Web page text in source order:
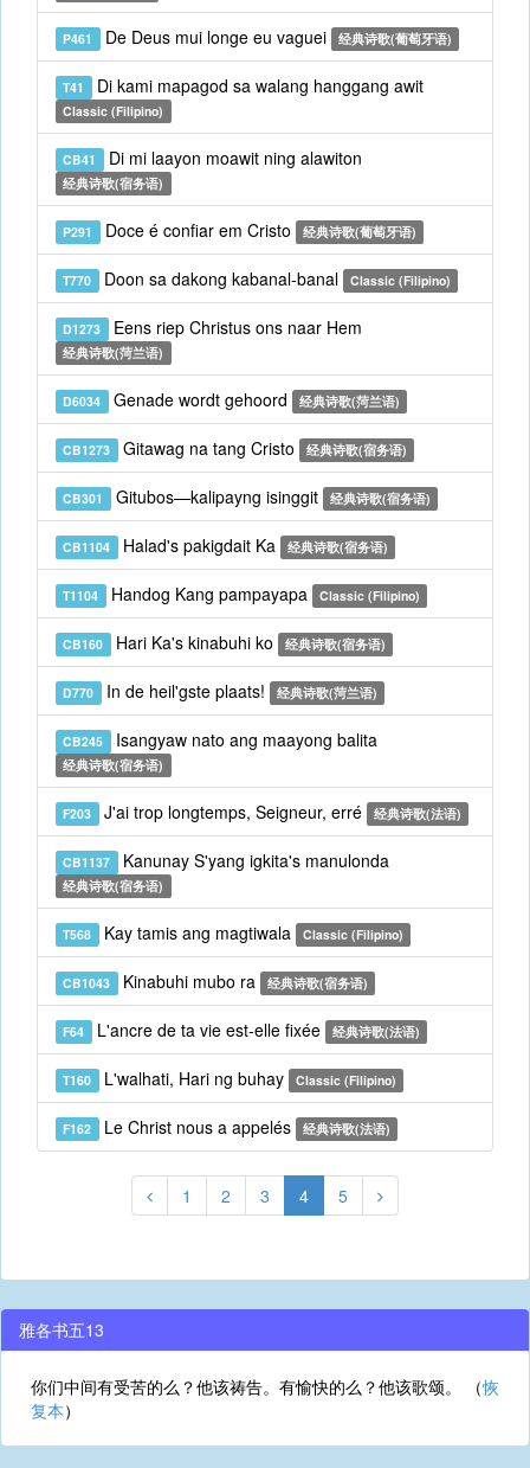
P461 De Deus mui longe eu vaguei 经典诗歌(葡萄牙语)
T41 Di kami mapagod sa walang hanggang awit
Classic (Filipino)
CB41 Di mi laayon moawit ning alawiton
经典诗歌(宿务语)
P291 Doce é confiar em Cristo 经典诗歌(葡萄牙语)
T770 Doon sa dakong kabanal-banal Classic (Filipino)
D1273 Eens riep Christus ons naar Hem
经典诗歌(菏兰语)
D6034 Genade wordt gehoord 经典诗歌(菏兰语)
CB1273 Gitawag na tang Cristo 经典诗歌(宿务语)
CB301 Gitubos—kalipayng isinggit 经典诗歌(宿务语)
CB1104 Halad's pakigdait Ka 经典诗歌(宿务语)
T1104 Handog Kang pampayapa Classic (Filipino)
CB160 Hari Ka's kinabuhi ko 经典诗歌(宿务语)
D770 In de heil'gste plaats! 经典诗歌(菏兰语)
CB245 Isangyaw nato ang maayong balita
经典诗歌(宿务语)
F203 J'ai trop longtemps, Seigneur, erré 经典诗歌(法语)
CB1137 Kanunay S'yang igkita's manulonda
经典诗歌(宿务语)
T568 Kay tamis ang magtiwala Classic (Filipino)
CB1043 Kinabuhi mubo ra 经典诗歌(宿务语)
F64 L'ancre de ta vie est-elle fixée 经典诗歌(法语)
T160 L'walhati, Hari ng buhay Classic (Filipino)
F162 Le Christ nous a appelés 经典诗歌(法语)
1 2 3 4 5
雅各书五13
你们中间有受苦的么？他该祷告。有愉快的么？他该歌颂。 （恢
复本）